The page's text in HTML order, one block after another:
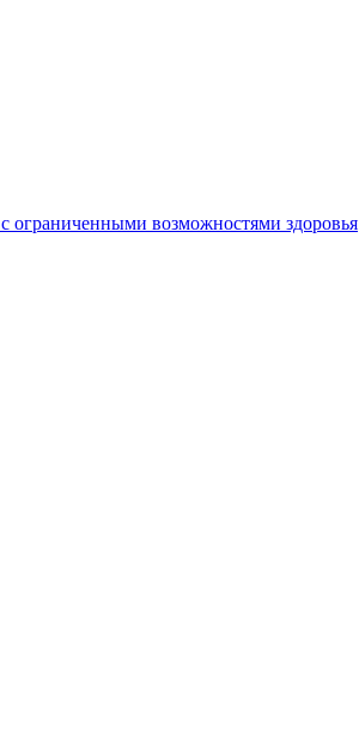
ограниченными возможностями здоровья